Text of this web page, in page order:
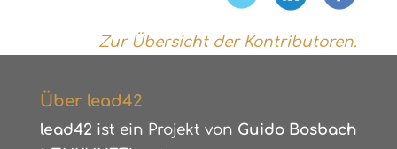
Zur Übersicht der Kontributoren.
Über lead42
lead42 ist ein Projekt von Guido Bosbach